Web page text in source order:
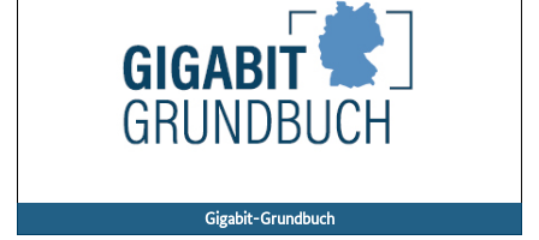
Gigabit-Grundbuch